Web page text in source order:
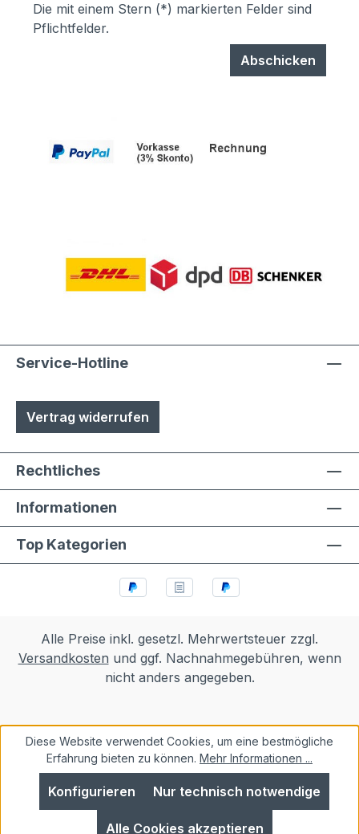
Die mit einem Stern (*) markierten Felder sind
Pflichtfelder.
Abschicken
Service-Hotline
Vertrag widerrufen
Rechtliches
Informationen
Top Kategorien
Alle Preise inkl. gesetzl. Mehrwertsteuer zzgl.
Versandkosten und ggf. Nachnahmegebühren, wenn
nicht anders angegeben.
Diese Website verwendet Cookies, um eine bestmögliche
Erfahrung bieten zu können. Mehr Informationen ...
Nur technisch notwendige
Konfigurieren
Alle Cookies akzeptieren